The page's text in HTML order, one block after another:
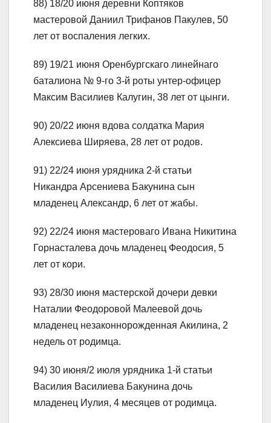
88) 18/20 июня деревни Коптяков
мастеровой Даниил Трифанов Пакулев, 50
лет от воспаления легких.
89) 19/21 июня Оренбургскаго линейнаго
баталиона № 9-го 3-й роты унтер-офицер
Максим Василиев Калугин, 38 лет от цынги.
90) 20/22 июня вдова солдатка Мария
Алексиева Ширяева, 28 лет от родов.
91) 22/24 июня урядника 2-й статьи
Никандра Арсениева Бакунина сын
младенец Александр, 6 лет от жабы.
92) 22/24 июня мастероваго Ивана Никитина
Горнасталева дочь младенец Феодосия, 5
лет от кори.
93) 28/30 июня мастерской дочери девки
Наталии Феодоровой Малеевой дочь
младенец незаконнорожденная Акилина, 2
недель от родимца.
94) 30 июня/2 июля урядника 1-й статьи
Василия Василиева Бакунина дочь
младенец Иулия, 4 месяцев от родимца.